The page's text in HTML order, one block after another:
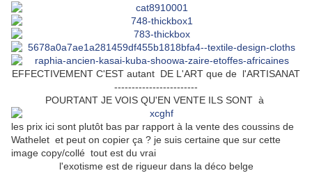
EFFECTIVEMENT C'EST autant DE L'ART que de l'ARTISANAT
------------------------
POURTANT JE VOIS QU'EN VENTE ILS SONT à
les prix ici sont plutôt bas par rapport à la vente des coussins de
Wathelet et peut on copier ça ? je suis certaine que sur cette
image copy/collé tout est du vrai
l'exotisme est de rigueur dans la déco belge